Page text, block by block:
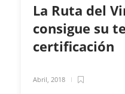
La Ruta del
consigue su
certificación
Abril, 2018